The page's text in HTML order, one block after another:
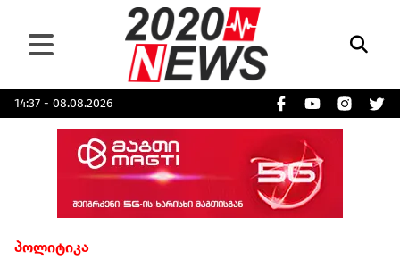
14:37 - 08.08.2026
პოლიტიკა